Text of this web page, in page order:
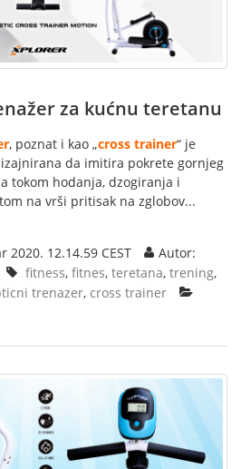
za kućnu teretanu
, poznat i kao „cross trainer“ je
da imitira pokrete gornjeg
tokom hodanja, dzogiranja i
na vrši pritisak na zglobov...
2020. 12.14.59 CEST
Autor:
fitness, fitnes, teretana, trening,
trenazer, cross trainer